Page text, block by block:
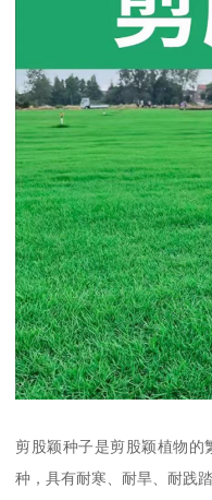
剪股颖种子是剪股颖植物的
种，具有耐寒、耐旱、耐践踏